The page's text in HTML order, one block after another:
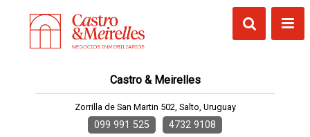
Castro & Meirelles
Zorrilla de San Martin 502, Salto, Uruguay
099 991 525 4732 9108